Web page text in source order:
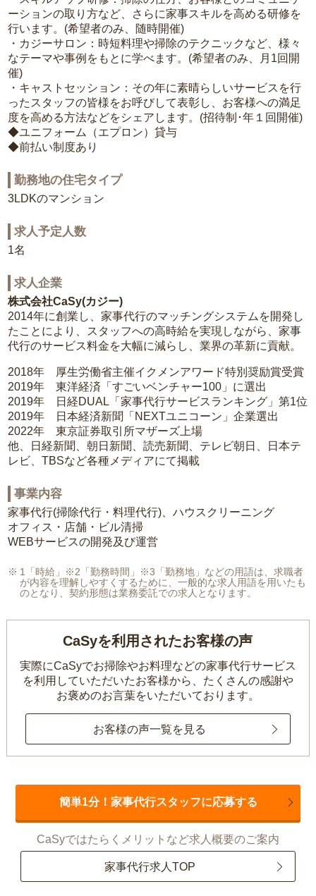
ーションの取り方など、さらに家事スキルを高める研修を
行います。(希望者のみ、随時開催)
・カジーサロン：時短料理や掃除のテクニックなど、様々
なテーマや事例をもとに学べます。(希望者のみ、月1回開
催)
・キャストセッション：その年に素晴らしいサービスを行
ったスタッフの皆様をお呼びして表彰し、お客様への満足
度を高める方法などをシェアします。(招待制･年１回開催)
◆ユニフォーム（エプロン）貸与
◆前払い制度あり
勤務地の住宅タイプ
3LDKのマンション
求人予定人数
1名
求人企業
株式会社CaSy(カジー)
2014年に創業し、家事代行のマッチングシステムを開発し
たことにより、スタッフへの高時給を実現しながら、家事
代行のサービス料金を大幅に減らし、業界の革新に貢献。
2018年 厚生労働省主催イクメンアワード特別奨励賞受賞
2019年 東洋経済「すごいベンチャー100」に選出
2019年 日経DUAL「家事代行サービスランキング」第1位
2019年 日本経済新聞「NEXTユニコーン」企業選出
2022年 東京証券取引所マザーズ上場
他、日経新聞、朝日新聞、読売新聞、テレビ朝日、日本テ
レビ、TBSなど各種メディアにて掲載
事業内容
家事代行(掃除代行・料理代行)、ハウスクリーニング
オフィス・店舗・ビル清掃
WEBサービスの開発及び運営
1「時給」※2「勤務時間」※3「勤務地」などの用語は、求職者
が内容を理解しやすくするために、一般的な求人用語を用いたも
のとなり、契約形態は業務委託での求人となります。
CaSyを利用されたお客様の声
実際にCaSyでお掃除やお料理などの家事代行サービス
を利用していただいたお客様から、 たくさんの感謝や
お褒めのお言葉をいただいております。
お客様の声一覧を見る
簡単1分！家事代行スタッフに応募する
CaSyではたらくメリットなど求人概要のご案内
家事代行求人TOP